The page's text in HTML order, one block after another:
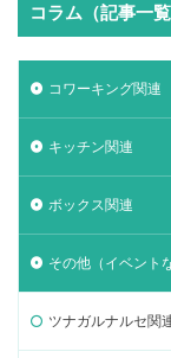
コラム（記事一覧
コワーキング関連
キッチン関連
ボックス関連
その他（イベント
ツナガルナルセ関